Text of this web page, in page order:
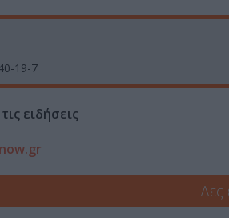
19-7
ειδήσεις
Δες